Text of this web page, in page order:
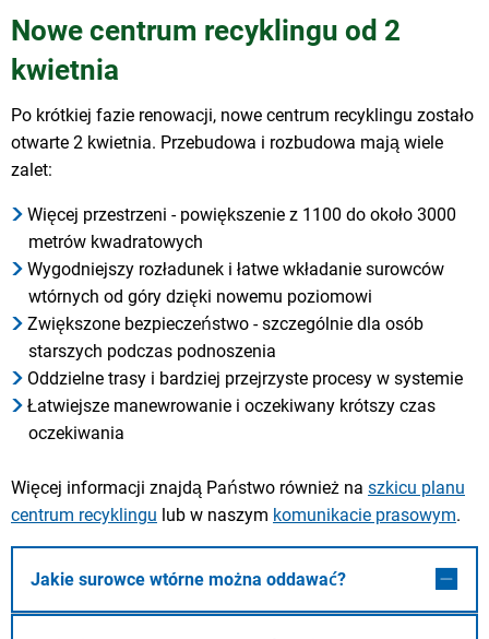
Nowe centrum recyklingu od 2
kwietnia
Po krótkiej fazie renowacji, nowe centrum recyklingu zostało
otwarte 2 kwietnia. Przebudowa i rozbudowa mają wiele
zalet:
Więcej przestrzeni - powiększenie z 1100 do około 3000
metrów kwadratowych
Wygodniejszy rozładunek i łatwe wkładanie surowców
wtórnych od góry dzięki nowemu poziomowi
Zwiększone bezpieczeństwo - szczególnie dla osób
starszych podczas podnoszenia
Oddzielne trasy i bardziej przejrzyste procesy w systemie
Łatwiejsze manewrowanie i oczekiwany krótszy czas
oczekiwania
Więcej informacji znajdą Państwo również na szkicu planu
centrum recyklingu lub w naszym komunikacie prasowym.
Jakie surowce wtórne można oddawać?